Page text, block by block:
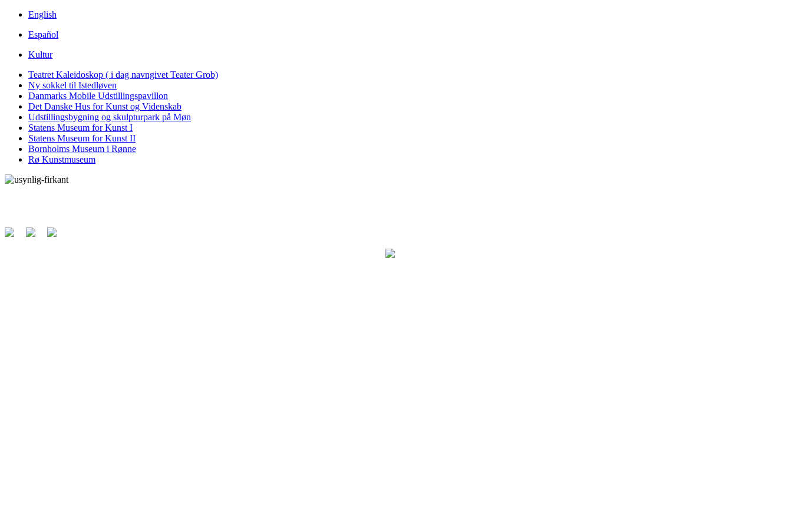
English
Español
Kultur
Teatret Kaleidoskop ( i dag navngivet Teater Grob)
Ny sokkel til Istedløven
Danmarks Mobile Udstillingspavillon
Det Danske Hus for Kunst og Videnskab
Udstillingsbygning og skulpturpark på Møn
Statens Museum for Kunst I
Statens Museum for Kunst II
Bornholms Museum i Rønne
Rø Kunstmuseum